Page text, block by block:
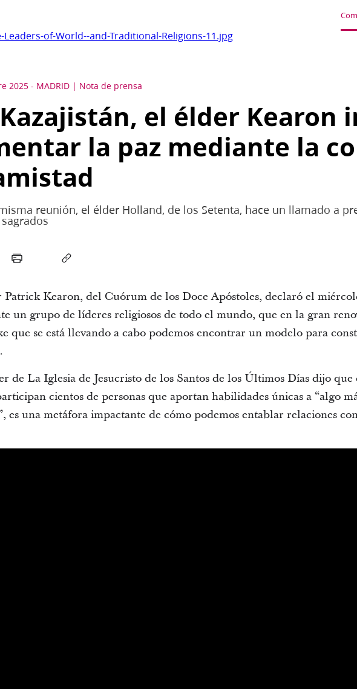
Leaders-of-World--and-Traditional-Religions-11.jpg
2025 - MADRID Nota de prensa
el élder Kearon
la paz mediante la
reunión, el élder Holland, de los Setenta, hace un llamado a
Kearon, del Cuórum de los Doce Apóstoles, declaró el
un grupo de líderes religiosos de todo el mundo, que en la gran
que se está llevando a cabo podemos encontrar un modelo para
de La Iglesia de Jesucristo de los Santos de los Últimos Días dijo
cientos de personas que aportan habilidades únicas a “algo
es una metáfora impactante de cómo podemos entablar relaciones